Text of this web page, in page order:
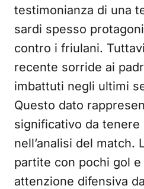
testimonianza di una
sardi spesso
contro i friulani.
recente sorride ai
imbattuti negli ultimi
Questo dato
significativo da
nell’analisi del match.
partite con pochi gol
attenzione difensiva